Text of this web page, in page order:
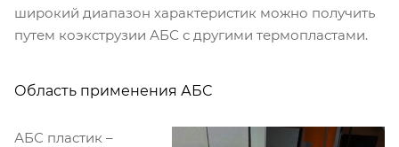
широкий диапазон характеристик можно получить
путем коэкструзии АБС с другими термопластами.
Область применения АБС
АБС пластик –